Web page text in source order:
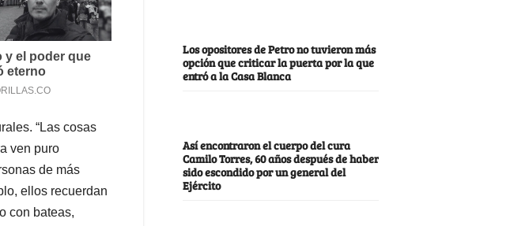
“Las cosas
ven puro
de más
ellos recuerdan
con bateas,
Los opositores de Petro no tuvieron más
opción que criticar la puerta por la que
entró a la Casa Blanca
Así encontraron el cuerpo del cura
Camilo Torres, 60 años después de haber
sido escondido por un general del
Ejército